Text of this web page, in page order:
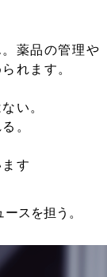
薬品の管理や
れます。
い。
。
す
スを担う。